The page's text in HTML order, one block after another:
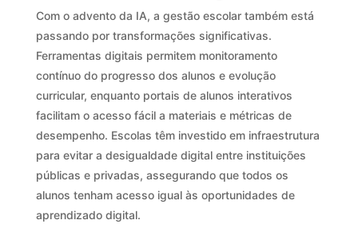
Com o advento da IA, a gestão escolar também está
passando por transformações significativas.
Ferramentas digitais permitem monitoramento
contínuo do progresso dos alunos e evolução
curricular, enquanto portais de alunos interativos
facilitam o acesso fácil a materiais e métricas de
desempenho. Escolas têm investido em infraestrutura
para evitar a desigualdade digital entre instituições
públicas e privadas, assegurando que todos os
alunos tenham acesso igual às oportunidades de
aprendizado digital.